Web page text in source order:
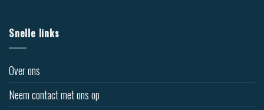
Snelle links
Over ons
Neem contact met ons op